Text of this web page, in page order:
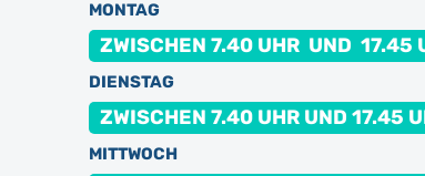
MONTAG
ZWISCHEN 7.40 UHR UND 17.45
DIENSTAG
ZWISCHEN 7.40 UHR UND 17.45
MITTWOCH